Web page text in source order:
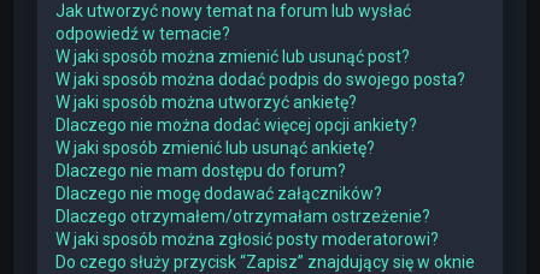
Jak utworzyć nowy temat na forum lub wysłać
odpowiedź w temacie?
W jaki sposób można zmienić lub usunąć post?
W jaki sposób można dodać podpis do swojego posta?
W jaki sposób można utworzyć ankietę?
Dlaczego nie można dodać więcej opcji ankiety?
W jaki sposób zmienić lub usunąć ankietę?
Dlaczego nie mam dostępu do forum?
Dlaczego nie mogę dodawać załączników?
Dlaczego otrzymałem/otrzymałam ostrzeżenie?
W jaki sposób można zgłosić posty moderatorowi?
Do czego służy przycisk “Zapisz” znajdujący się w oknie